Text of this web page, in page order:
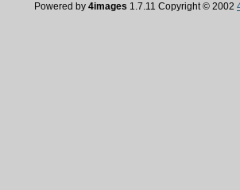
Powered by 4images 1.7.11 Copyright © 2002